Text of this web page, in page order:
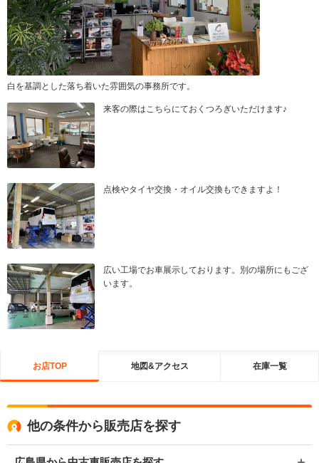
白を基調とした落ち着いた雰囲気の事務所です。
来客の際はこちらにておくつろぎいただけます♪
点検やタイヤ交換・オイル交換もできますよ！
広い工場でお車展示しております。別の場所にもござ
います。
お店TOP 地図&アクセス 在庫一覧
他の条件から販売店を探す